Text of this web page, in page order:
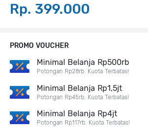
Rp. 399.000
PROMO VOUCHER
Minimal Belanja Rp500rb
Potongan Rp28rb. Kuota Terbatas!
Minimal Belanja Rp1,5jt
Potongan Rp45rb. Kuota Terbatas!
Minimal Belanja Rp4jt
Potongan Rp117rb. Kuota Terbatas!